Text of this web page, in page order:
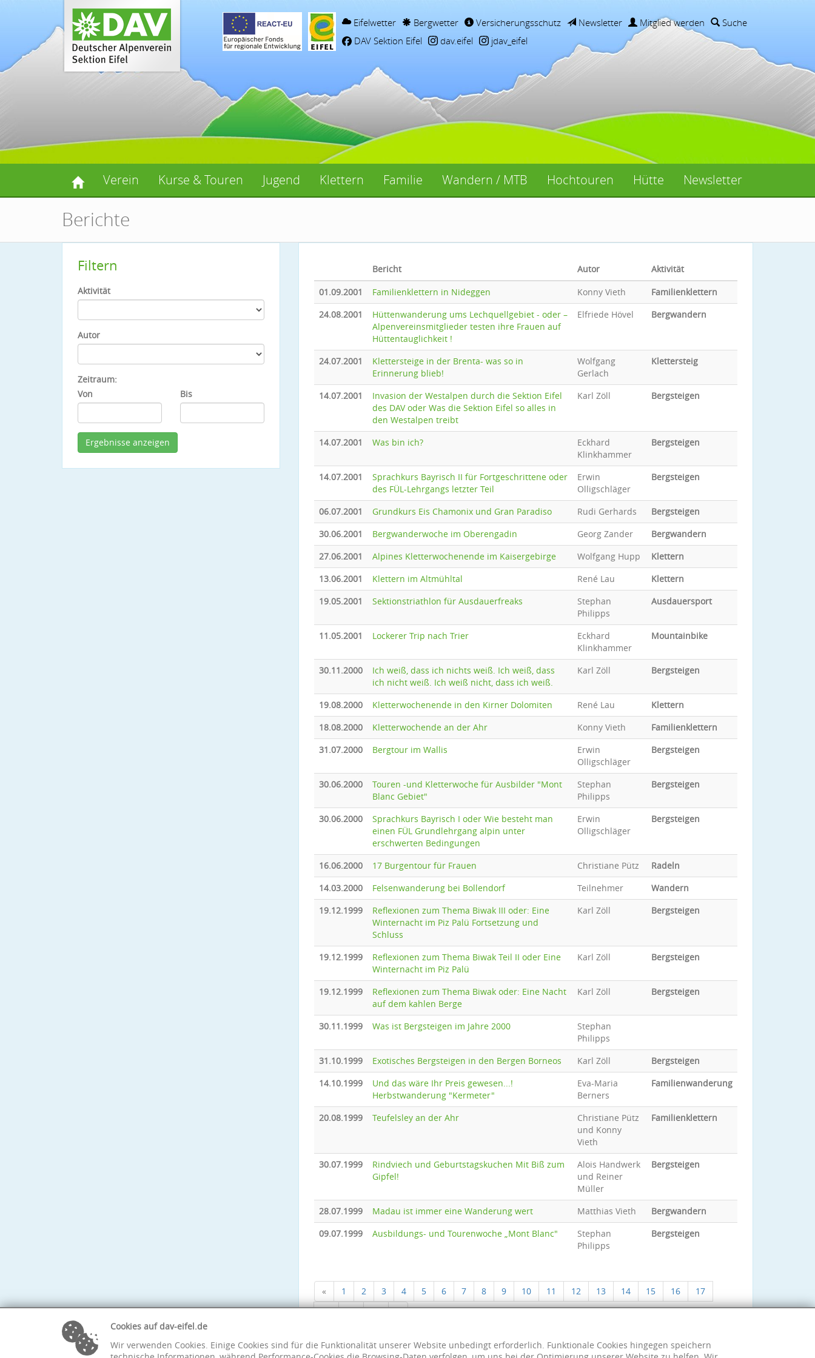
Eifelwetter Bergwetter Versicherungsschutz Newsletter Mitglied werden
Suche
DAV Sektion Eifel
dav.eifel jdav_eifel
Verein Kurse & Touren Jugend Klettern Familie Wandern / MTB Hochtouren Hütte Newsletter
Berichte
Filtern
Aktivität
Autor
Zeitraum:
Von
Bis
Bericht Autor
Aktivität
01.09.2001
Familienklettern in Nideggen Konny Vieth
Familienklettern
24.08.2001
Hüttenwanderung ums Lechquellgebiet - oder –
Alpenvereinsmitglieder testen ihre Frauen auf
Hüttentauglichkeit !
Elfriede Hövel Bergwandern
24.07.2001
Klettersteige in der Brenta- was so in
Erinnerung blieb!
Wolfgang
Gerlach
Klettersteig
14.07.2001
Invasion der Westalpen durch die Sektion Eifel
des DAV oder Was die Sektion Eifel so alles in
den Westalpen treibt
Karl Zöll Bergsteigen
14.07.2001 Was bin ich?
Eckhard
Klinkhammer
Bergsteigen
14.07.2001
Sprachkurs Bayrisch II für Fortgeschrittene oder
des FÜL-Lehrgangs letzter Teil
Erwin
Olligschläger
Bergsteigen
06.07.2001 Grundkurs Eis Chamonix und Gran Paradiso Rudi Gerhards
Bergsteigen
30.06.2001
Bergwanderwoche im Oberengadin Georg Zander
Bergwandern
27.06.2001
Alpines Kletterwochenende im Kaisergebirge Wolfgang Hupp
Klettern
13.06.2001
Klettern im Altmühltal René Lau
Klettern
19.05.2001
Sektionstriathlon für Ausdauerfreaks
Stephan
Philipps
Ausdauersport
11.05.2001 Lockerer Trip nach Trier
Eckhard
Klinkhammer
Mountainbike
30.11.2000
Ich weiß, dass ich nichts weiß. Ich weiß, dass
ich nicht weiß. Ich weiß nicht, dass ich weiß.
Karl Zöll Bergsteigen
19.08.2000 Kletterwochenende in den Kirner Dolomiten René Lau
Klettern
18.08.2000
Kletterwochende an der Ahr Konny Vieth
Familienklettern
31.07.2000
Bergtour im Wallis
Erwin
Olligschläger
Bergsteigen
30.06.2000
Touren -und Kletterwoche für Ausbilder "Mont
Blanc Gebiet"
Stephan
Philipps
Bergsteigen
30.06.2000
Sprachkurs Bayrisch I oder Wie besteht man
einen FÜL Grundlehrgang alpin unter
erschwerten Bedingungen
Erwin
Olligschläger
Bergsteigen
16.06.2000 17 Burgentour für Frauen Christiane Pütz
Radeln
14.03.2000
Felsenwanderung bei Bollendorf Teilnehmer
Wandern
19.12.1999
Reflexionen zum Thema Biwak III oder: Eine
Winternacht im Piz Palü Fortsetzung und
Schluss
Karl Zöll Bergsteigen
19.12.1999
Reflexionen zum Thema Biwak Teil II oder Eine
Winternacht im Piz Palü
Karl Zöll Bergsteigen
19.12.1999
Reflexionen zum Thema Biwak oder: Eine Nacht
auf dem kahlen Berge
Karl Zöll Bergsteigen
30.11.1999 Was ist Bergsteigen im Jahre 2000
Stephan
Philipps
31.10.1999
Exotisches Bergsteigen in den Bergen Borneos Karl Zöll
Bergsteigen
14.10.1999
Und das wäre Ihr Preis gewesen...!
Herbstwanderung "Kermeter"
Eva-Maria
Berners
Familienwanderung
20.08.1999 Teufelsley an der Ahr
Christiane Pütz
und Konny
Vieth
Familienklettern
30.07.1999
Rindviech und Geburtstagskuchen Mit Biß zum
Gipfel!
Alois Handwerk
und Reiner
Müller
Bergsteigen
28.07.1999 Madau ist immer eine Wanderung wert Matthias Vieth
Bergwandern
09.07.1999
Ausbildungs- und Tourenwoche „Mont Blanc"
Stephan
Philipps
Bergsteigen
« 1 2 3 4 5 6 7 8 9 10 11 12 13 14 15 16
17
18
19 20
»
Cookies auf dav-eifel.de
Wir verwenden Cookies. Einige Cookies sind für die Funktionalität unserer Website unbedingt erforderlich. Funktionale Cookies hingegen speichern